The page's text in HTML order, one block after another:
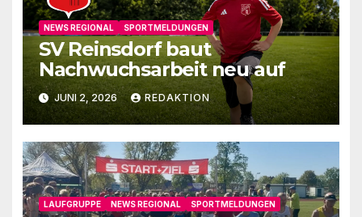
NEWS REGIONAL SPORTMELDUNGEN
SV Reinsdorf baut
Nachwuchsarbeit neu auf
JUNI 2, 2026 REDAKTION
LAUFGRUPPE NEWS REGIONAL SPORTMELDUNGEN